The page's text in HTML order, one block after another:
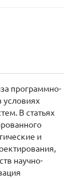
программно-
условиях
В статьях
и
научно-